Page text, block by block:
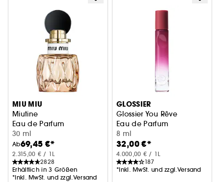
MIU MIU
Miutine
Eau de Parfum
30 ml
Ab69,45 €*
2.315,00 € / 1L
2828
Erhältlich in 3 Größen
*Inkl. MwSt. und zzgl.Versand
GLOSSIER
Glossier You Rêve
Eau de Parfum
8 ml
32,00 €*
4.000,00 € / 1L
187
*Inkl. MwSt. und zzgl.Versand